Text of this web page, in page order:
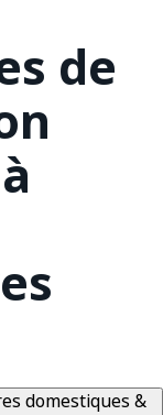
de
domestiques &